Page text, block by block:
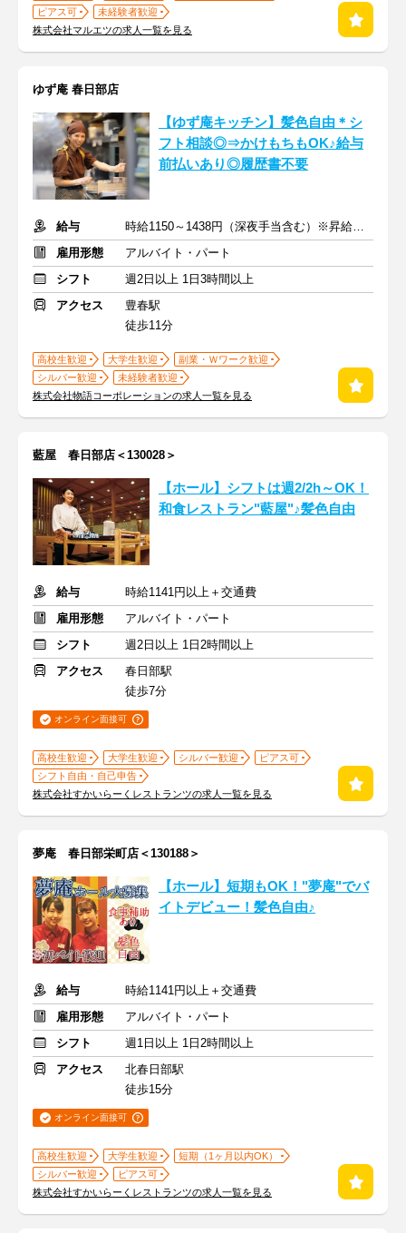
ピアス可
未経験者歓迎
株式会社マルエツの求人一覧を見る
ゆず庵 春日部店
【ゆず庵キッチン】髪色自由＊シ
フト相談◎⇒かけもちもOK♪給与
前払いあり◎履歴書不要
給与
時給1150～1438円（深夜手当含む）※昇給は随時あり
雇用形態
アルバイト・パート
シフト
週2日以上 1日3時間以上
アクセス
豊春駅
徒歩11分
高校生歓迎 大学生歓迎
副業・Ｗワーク歓迎
シルバー歓迎
未経験者歓迎
株式会社物語コーポレーションの求人一覧を見る
藍屋 春日部店＜130028＞
【ホール】シフトは週2/2h～OK！
和食レストラン"藍屋"♪髪色自由
給与
時給1141円以上＋交通費
雇用形態
アルバイト・パート
シフト
週2日以上 1日2時間以上
アクセス
春日部駅
徒歩7分
オンライン面接可
高校生歓迎 大学生歓迎 シルバー歓迎
ピアス可
シフト自由・自己申告
株式会社すかいらーくレストランツの求人一覧を見る
夢庵 春日部栄町店＜130188＞
【ホール】短期もOK！"夢庵"でバ
イトデビュー！髪色自由♪
給与
時給1141円以上＋交通費
雇用形態
アルバイト・パート
シフト
週1日以上 1日2時間以上
アクセス
北春日部駅
徒歩15分
オンライン面接可
高校生歓迎 大学生歓迎
短期（1ヶ月以内OK）
シルバー歓迎
ピアス可
株式会社すかいらーくレストランツの求人一覧を見る